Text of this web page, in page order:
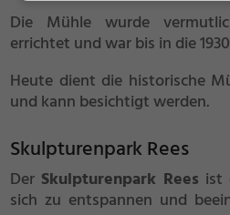
Die Mühle wurde
errichtet und war bis in die
Heute dient die historische
und kann besichtigt werden.
Skulpturenpark Rees
Der Skulpturenpark Rees ist
sich zu entspannen und